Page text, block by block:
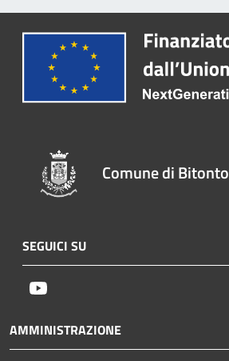
Comune di Bitonto
SEGUICI SU
AMMINISTRAZIONE